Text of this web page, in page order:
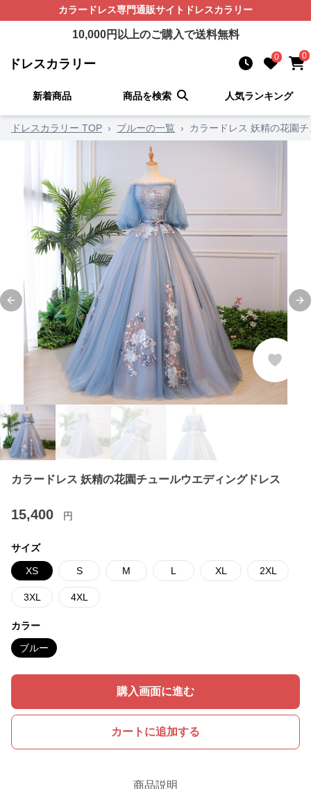
カラードレス専門通販サイト ドレスカラリー
10,000円以上のご購入で送料無料
ドレスカラリー 0 0
新着商品 商品を検索 人気ランキング
ドレスカラリー TOP › ブルーの一覧 › カラードレス 妖精の花園
Previous slide
カラードレス 妖精の花園チュールウエディングドレス
15,400 円
サイズ
XS S M L XL 2XL
3XL 4XL
カラー
ブルー
購入画面に進む
カートに追加する
商品説明